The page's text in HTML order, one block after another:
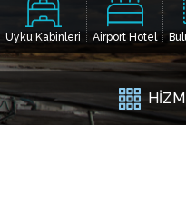
Uyku Kabinleri Airport Hotel